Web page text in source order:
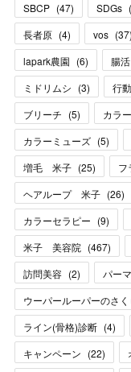
SBCP (47) SDGs
長者原 (4) vos (37)
lapark農園 (6) 腸活
ミドリムシ (3) 行
ブリーチ (5) カラー
カラーミューズ (5)
増毛 米子 (25)
ヘアループ 米子 (26)
カラーセラピー (9)
米子 美容院 (467)
訪問美容 (2) パーマ
ウーパールーパーのさ
ライン(骨格)診断 (4)
キャンペーン (22)